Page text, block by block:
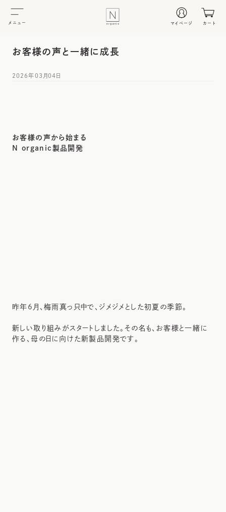
メニュー マイページ カート
お客様の声と一緒に成長
2026年03月04日
お客様の声から始まる
N organic製品開発
昨年6月、梅雨真っ只中で、ジメジメとした初夏の季節。
新しい取り組みがスタートしました。その名も、お客様と一緒に
作る、母の日に向けた新製品開発です。